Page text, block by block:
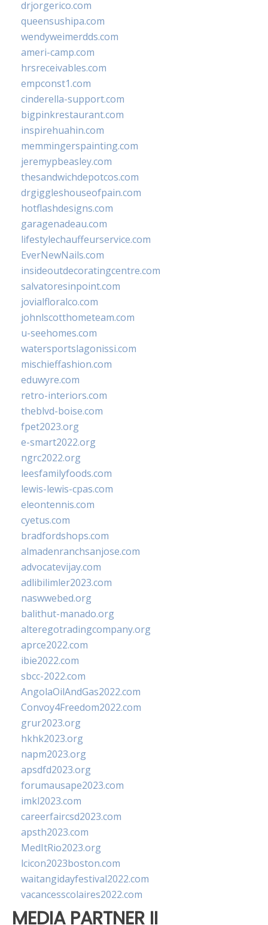
drjorgerico.com
queensushipa.com
wendyweimerdds.com
ameri-camp.com
hrsreceivables.com
empconst1.com
cinderella-support.com
bigpinkrestaurant.com
inspirehuahin.com
memmingerspainting.com
jeremypbeasley.com
thesandwichdepotcos.com
drgiggleshouseofpain.com
hotflashdesigns.com
garagenadeau.com
lifestylechauffeurservice.com
EverNewNails.com
insideoutdecoratingcentre.com
salvatoresinpoint.com
jovialfloralco.com
johnlscotthometeam.com
u-seehomes.com
watersportslagonissi.com
mischieffashion.com
eduwyre.com
retro-interiors.com
theblvd-boise.com
fpet2023.org
e-smart2022.org
ngrc2022.org
leesfamilyfoods.com
lewis-lewis-cpas.com
eleontennis.com
cyetus.com
bradfordshops.com
almadenranchsanjose.com
advocatevijay.com
adlibilimler2023.com
naswwebed.org
balithut-manado.org
alteregotradingcompany.org
aprce2022.com
ibie2022.com
sbcc-2022.com
AngolaOilAndGas2022.com
Convoy4Freedom2022.com
grur2023.org
hkhk2023.org
napm2023.org
apsdfd2023.org
forumausape2023.com
imkl2023.com
careerfaircsd2023.com
apsth2023.com
MedItRio2023.org
lcicon2023boston.com
waitangidayfestival2022.com
vacancesscolaires2022.com
MEDIA PARTNER II